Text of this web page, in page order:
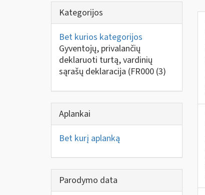
Kategorijos
Bet kurios kategorijos
Gyventojų, privalančių
deklaruoti turtą, vardinių
sąrašų deklaracija (FR000 (3)
Aplankai
Bet kurį aplanką
Parodymo data